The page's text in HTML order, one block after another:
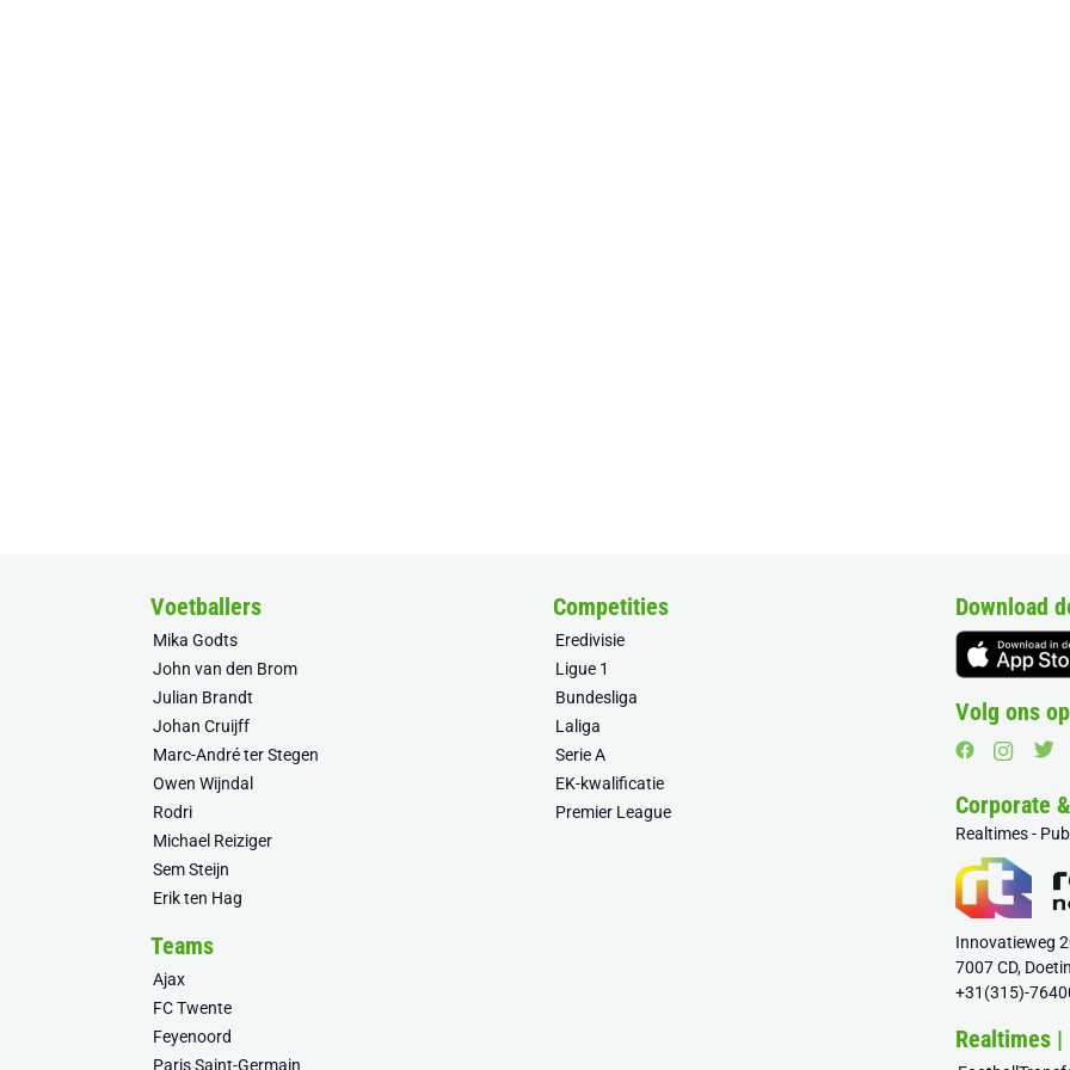
Voetballers
Mika Godts
John van den Brom
Julian Brandt
Johan Cruijff
Marc-André ter Stegen
Owen Wijndal
Rodri
Michael Reiziger
Sem Steijn
Erik ten Hag
Competities
Eredivisie
Ligue 1
Bundesliga
Laliga
Serie A
EK-kwalificatie
Premier League
Teams
Ajax
FC Twente
Feyenoord
Paris Saint-Germain
Download
Volg ons
Corporate
Realtimes -
Innovatieweg
7007 CD,
+31(315)-
Realtimes